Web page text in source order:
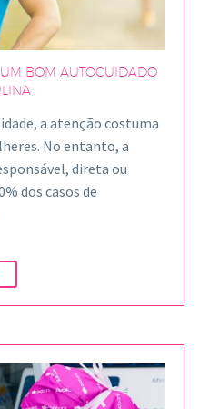
BOM AUTOCUIDADO
a atenção costuma
No entanto, a
direta ou
dos casos de